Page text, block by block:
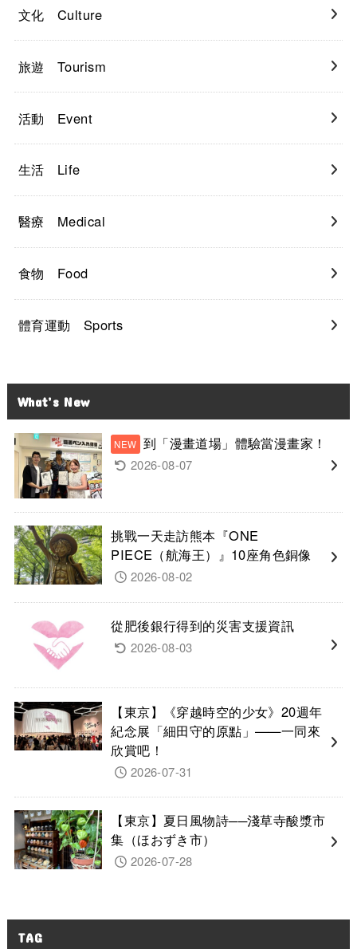
文化 Culture
旅遊 Tourism
活動 Event
生活 Life
醫療 Medical
食物 Food
體育運動 Sports
What’s New
到「漫畫道場」體驗當漫畫家！
2026-08-07
挑戰一天走訪熊本『ONE
PIECE（航海王）』10座角色銅像
2026-08-02
從肥後銀行得到的災害支援資訊
2026-08-03
【東京】《穿越時空的少女》20週年
紀念展「細田守的原點」——一同來
欣賞吧！
2026-07-31
【東京】夏日風物詩──淺草寺酸漿市
集（ほおずき市）
2026-07-28
TAG